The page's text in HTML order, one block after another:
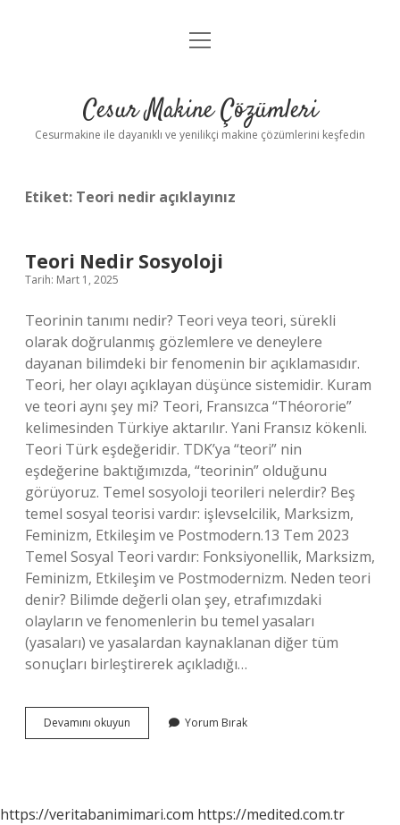
Anasayfa
Yasal Uyarı
menüyü
Cesur Makine Çözümleri
Cesurmakine ile dayanıklı ve yenilikçi makine çözümlerini keşfedin
Etiket: Teori nedir açıklayınız
Teori Nedir Sosyoloji
Tarih: Mart 1, 2025
Teorinin tanımı nedir? Teori veya teori, sürekli
olarak doğrulanmış gözlemlere ve deneylere
dayanan bilimdeki bir fenomenin bir açıklamasıdır.
Teori, her olayı açıklayan düşünce sistemidir. Kuram
ve teori aynı şey mi? Teori, Fransızca “Théororie”
kelimesinden Türkiye aktarılır. Yani Fransız kökenli.
Teori Türk eşdeğeridir. TDK’ya “teori” nin
eşdeğerine baktığımızda, “teorinin” olduğunu
görüyoruz. Temel sosyoloji teorileri nelerdir? Beş
temel sosyal teorisi vardır: işlevselcilik, Marksizm,
Feminizm, Etkileşim ve Postmodern.13 Tem 2023
Temel Sosyal Teori vardır: Fonksiyonellik, Marksizm,
Feminizm, Etkileşim ve Postmodernizm. Neden teori
denir? Bilimde değerli olan şey, etrafımızdaki
olayların ve fenomenlerin bu temel yasaları
(yasaları) ve yasalardan kaynaklanan diğer tüm
sonuçları birleştirerek açıkladığı…
Devamını okuyun
Nedir
Yorum Bırak
https://veritabanimimari.com https://medited.com.tr